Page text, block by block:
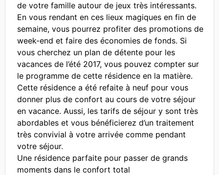
de votre famille autour de jeux très intéressants.
En vous rendant en ces lieux magiques en fin de
semaine, vous pourrez profiter des promotions de
week-end et faire des économies de fonds. Si
vous cherchez un plan de détente pour les
vacances de l’été 2017, vous pouvez compter sur
le programme de cette résidence en la matière.
Cette résidence a été refaite à neuf pour vous
donner plus de confort au cours de votre séjour
en vacance. Aussi, les tarifs de séjour y sont très
abordables et vous bénéficierez d’un traitement
très convivial à votre arrivée comme pendant
votre séjour.
Une résidence parfaite pour passer de grands
moments dans le confort total